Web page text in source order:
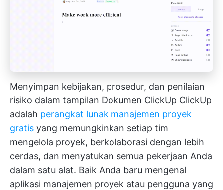
Menyimpan kebijakan, prosedur, dan penilaian
risiko dalam tampilan Dokumen ClickUp ClickUp
adalah perangkat lunak manajemen proyek
gratis yang memungkinkan setiap tim
mengelola proyek, berkolaborasi dengan lebih
cerdas, dan menyatukan semua pekerjaan Anda
dalam satu alat. Baik Anda baru mengenal
aplikasi manajemen proyek atau pengguna yang